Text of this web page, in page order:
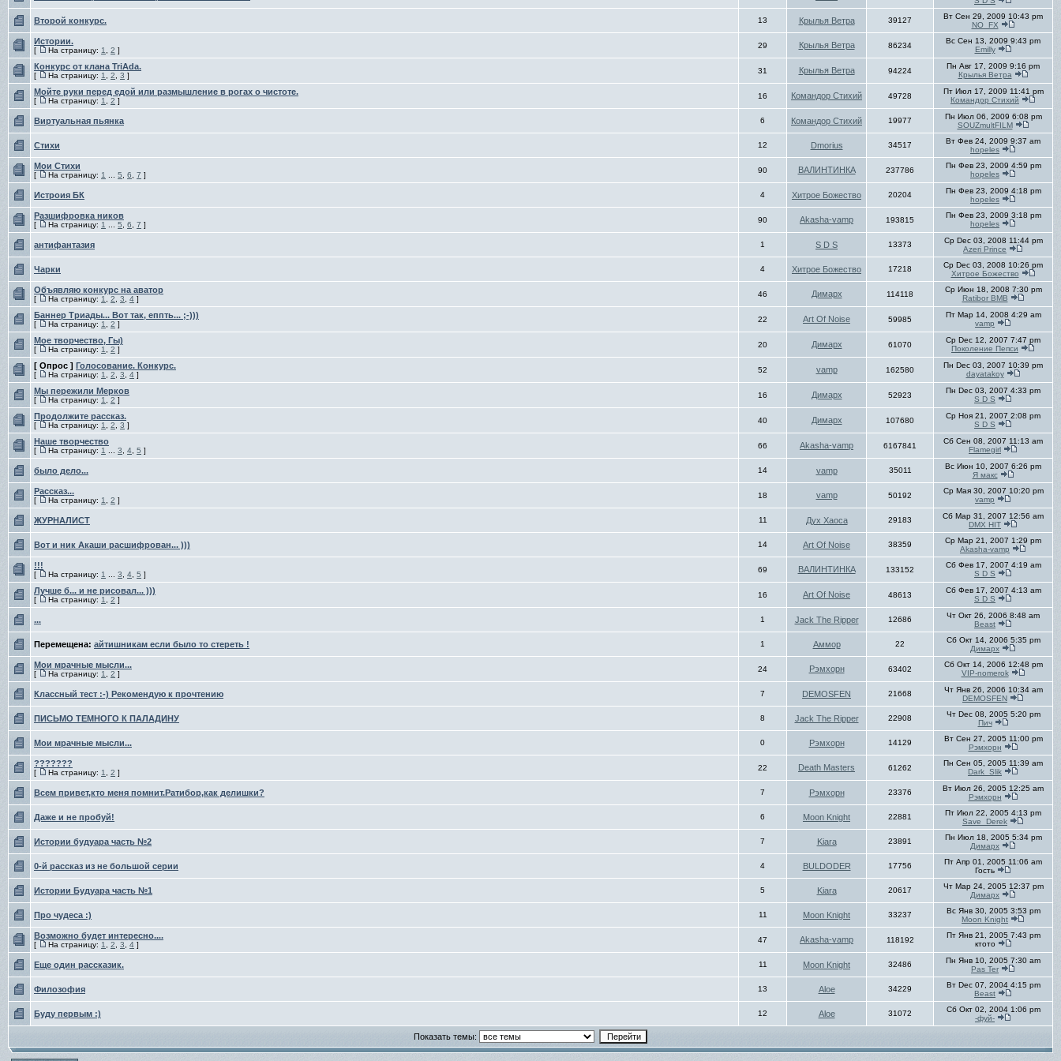
Второй конкурс. 13 Крылья Ветра 39127
Вт Сен 29, 2009 10:43 pm
NO_FX
Истории.
[ На страницу: 1 2 ]
29 Крылья Ветра 86234
Вс Сен 13, 2009 9:43 pm
Emilly
Конкурс от клана TriAda.
[ На страницу: 1 2 3 ]
31 Крылья Ветра 94224
Пн Авг 17, 2009 9:16 pm
Крылья Ветра
Мойте руки перед едой или размышление в рогах о чистоте.
[ На страницу: 1 2 ]
16 Командор Стихий 49728
Пт Июл 17, 2009 11:41 pm
Командор Стихий
Виртуальная пьянка 6 Командор Стихий 19977
Пн Июл 06, 2009 6:08 pm
SOUZmultFILM
Стихи 12 Dmorius 34517
Вт Фев 24, 2009 9:37 am
hopeles
Мои Стихи
[ На страницу: 1 5 6 7 ]
90 ВАЛИНТИНКА 237786
Пн Фев 23, 2009 4:59 pm
hopeles
Истроия БК 4 Хитрое Божество 20204
Пн Фев 23, 2009 4:18 pm
hopeles
Разшифровка ников
[ На страницу: 1 5 6 7 ]
90 Akasha-vamp 193815
Пн Фев 23, 2009 3:18 pm
hopeles
антифантазия 1 S D S 13373
Ср Dec 03, 2008 11:44 pm
Azeri Prince
Чарки 4 Хитрое Божество 17218
Ср Dec 03, 2008 10:26 pm
Хитрое Божество
Объявляю конкурс на аватор
[ На страницу: 1 2 3 4 ]
46 Димарх 114118
Ср Июн 18, 2008 7:30 pm
Ratibor BMB
Баннер Триады... Вот так, еппть... ;-)))
[ На страницу: 1 2 ]
22 Art Of Noise 59985
Пт Мар 14, 2008 4:29 am
vamp
Мое творчество, Гы)
[ На страницу: 1 2 ]
20 Димарх 61070
Ср Dec 12, 2007 7:47 pm
Поколение Пепси
[ Опрос ] Голосование. Конкурс.
[ На страницу: 1 2 3 4 ]
52 vamp 162580
Пн Dec 03, 2007 10:39 pm
dayatakoy
Мы пережили Мерков
[ На страницу: 1 2 ]
16 Димарх 52923
Пн Dec 03, 2007 4:33 pm
S D S
Продолжите рассказ.
[ На страницу: 1 2 3 ]
40 Димарх 107680
Ср Ноя 21, 2007 2:08 pm
S D S
Наше творчество
[ На страницу: 1 3 4 5 ]
66 Akasha-vamp 6167841
Сб Сен 08, 2007 11:13 am
Flamegirl
было дело... 14 vamp 35011
Вс Июн 10, 2007 6:26 pm
Я макс
Рассказ...
[ На страницу: 1 2 ]
18 vamp 50192
Ср Мая 30, 2007 10:20 pm
vamp
ЖУРНАЛИСТ 11 Дух Хаоса 29183
Сб Мар 31, 2007 12:56 am
DMX HIT
Вот и ник Акаши расшифрован... ))) 14 Art Of Noise 38359
Ср Мар 21, 2007 1:29 pm
Akasha-vamp
!!!
[ На страницу: 1 3 4 5 ]
69 ВАЛИНТИНКА 133152
Сб Фев 17, 2007 4:19 am
S D S
Лучше б... и не рисовал... )))
[ На страницу: 1 2 ]
16 Art Of Noise 48613
Сб Фев 17, 2007 4:13 am
S D S
... 1 Jack The Ripper 12686
Чт Окт 26, 2006 8:48 am
Beast
Перемещена: айтишникам если было то стереть ! 1 Аммор 22
Сб Окт 14, 2006 5:35 pm
Димарх
Мои мрачные мысли...
[ На страницу: 1 2 ]
24 Рэмхорн 63402
Сб Окт 14, 2006 12:48 pm
VIP-nomerok
Классный тест :-) Рекомендую к прочтению 7 DEMOSFEN 21668
Чт Янв 26, 2006 10:34 am
DEMOSFEN
ПИСЬМО ТЕМНОГО К ПАЛАДИНУ 8 Jack The Ripper 22908
Чт Dec 08, 2005 5:20 pm
Пич
Мои мрачные мысли... 0 Рэмхорн 14129
Вт Сен 27, 2005 11:00 pm
Рэмхорн
???????
[ На страницу: 1 2 ]
22 Death Masters 61262
Пн Сен 05, 2005 11:39 am
Dark_Slik
Всем привет,кто меня помнит.Ратибор,как делишки? 7 Рэмхорн 23376
Вт Июл 26, 2005 12:25 am
Рэмхорн
Даже и не пробуй! 6 Moon Knight 22881
Пт Июл 22, 2005 4:13 pm
Save_Derek
Истории будуара часть №2 7 Kiara 23891
Пн Июл 18, 2005 5:34 pm
Димарх
0-й рассказ из не большой серии 4 BULDODER 17756
Пт Апр 01, 2005 11:06 am
Гость
Истории Будуара часть №1 5 Kiara 20617
Чт Мар 24, 2005 12:37 pm
Димарх
Про чудеса :) 11 Moon Knight 33237
Вс Янв 30, 2005 3:53 pm
Moon Knight
Возможно будет интересно....
[ На страницу: 1 2 3 4 ]
47 Akasha-vamp 118192
Пт Янв 21, 2005 7:43 pm
ктото
Еще один рассказик. 11 Moon Knight 32486
Пн Янв 10, 2005 7:30 am
Pas Ter
Филозофия 13 Aloe 34229
Вт Dec 07, 2004 4:15 pm
Beast
Буду первым :) 12 Aloe 31072
Сб Окт 02, 2004 1:06 pm
-фуй-
Показать темы: